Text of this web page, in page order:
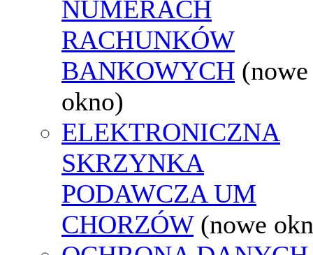
NUMERACH
RACHUNKÓW
BANKOWYCH (nowe
okno)
ELEKTRONICZNA
SKRZYNKA
PODAWCZA UM
CHORZÓW (nowe